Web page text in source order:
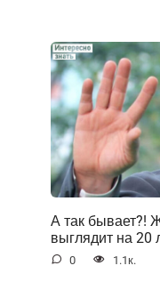
А так бывает?!
выглядит на 20
0 1.1к.